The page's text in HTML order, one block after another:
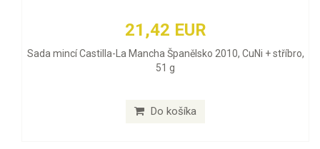
21,42 EUR
Sada mincí Castilla-La Mancha Španělsko 2010, CuNi + stříbro,
51 g
Do košíka